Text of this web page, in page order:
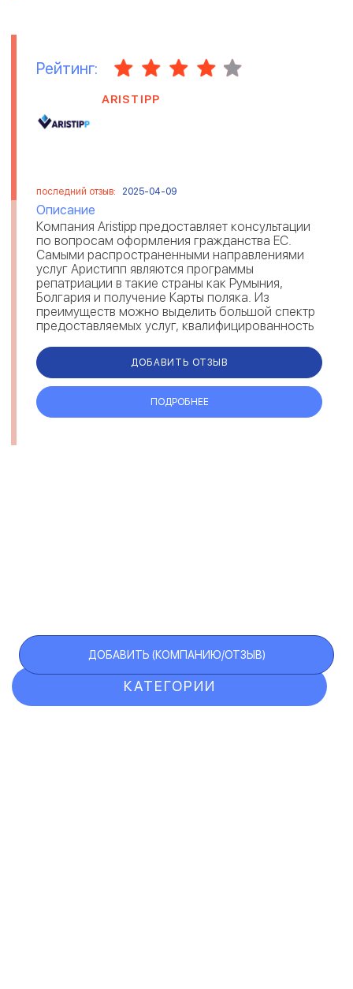
Рейтинг:
ARISTIPP
последний отзыв: 2025-04-09
Описание
Компания Aristipp предоставляет консультации
по вопросам оформления гражданства ЕС.
Самыми распространенными направлениями
услуг Аристипп являются программы
репатриации в такие страны как Румыния,
Болгария и получение Карты поляка. Из
преимуществ можно выделить большой спектр
предоставляемых услуг, квалифицированность
по...
ДОБАВИТЬ ОТЗЫВ
ПОДРОБНЕЕ
КАТЕГОРИИ
ДОБАВИТЬ (КОМПАНИЮ/ОТЗЫВ)